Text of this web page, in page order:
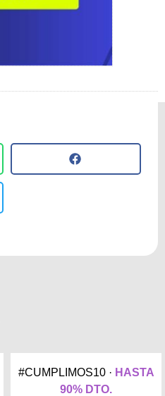
#CUMPLIMOS10 · HASTA
90% DTO.